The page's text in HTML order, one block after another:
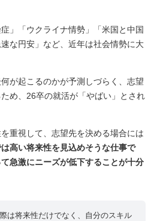
」「ウクライナ情勢」「米国と中国
な円安」など、近年は社会情勢に大
が起こるのかが予測しづらく、志望
め、26卒の就活が「やばい」とされ
重視して、志望先を決める場合には
高い将来性を見込めそうな仕事で
急激にニーズが低下することが十分
は将来性だけでなく、自分のスキル